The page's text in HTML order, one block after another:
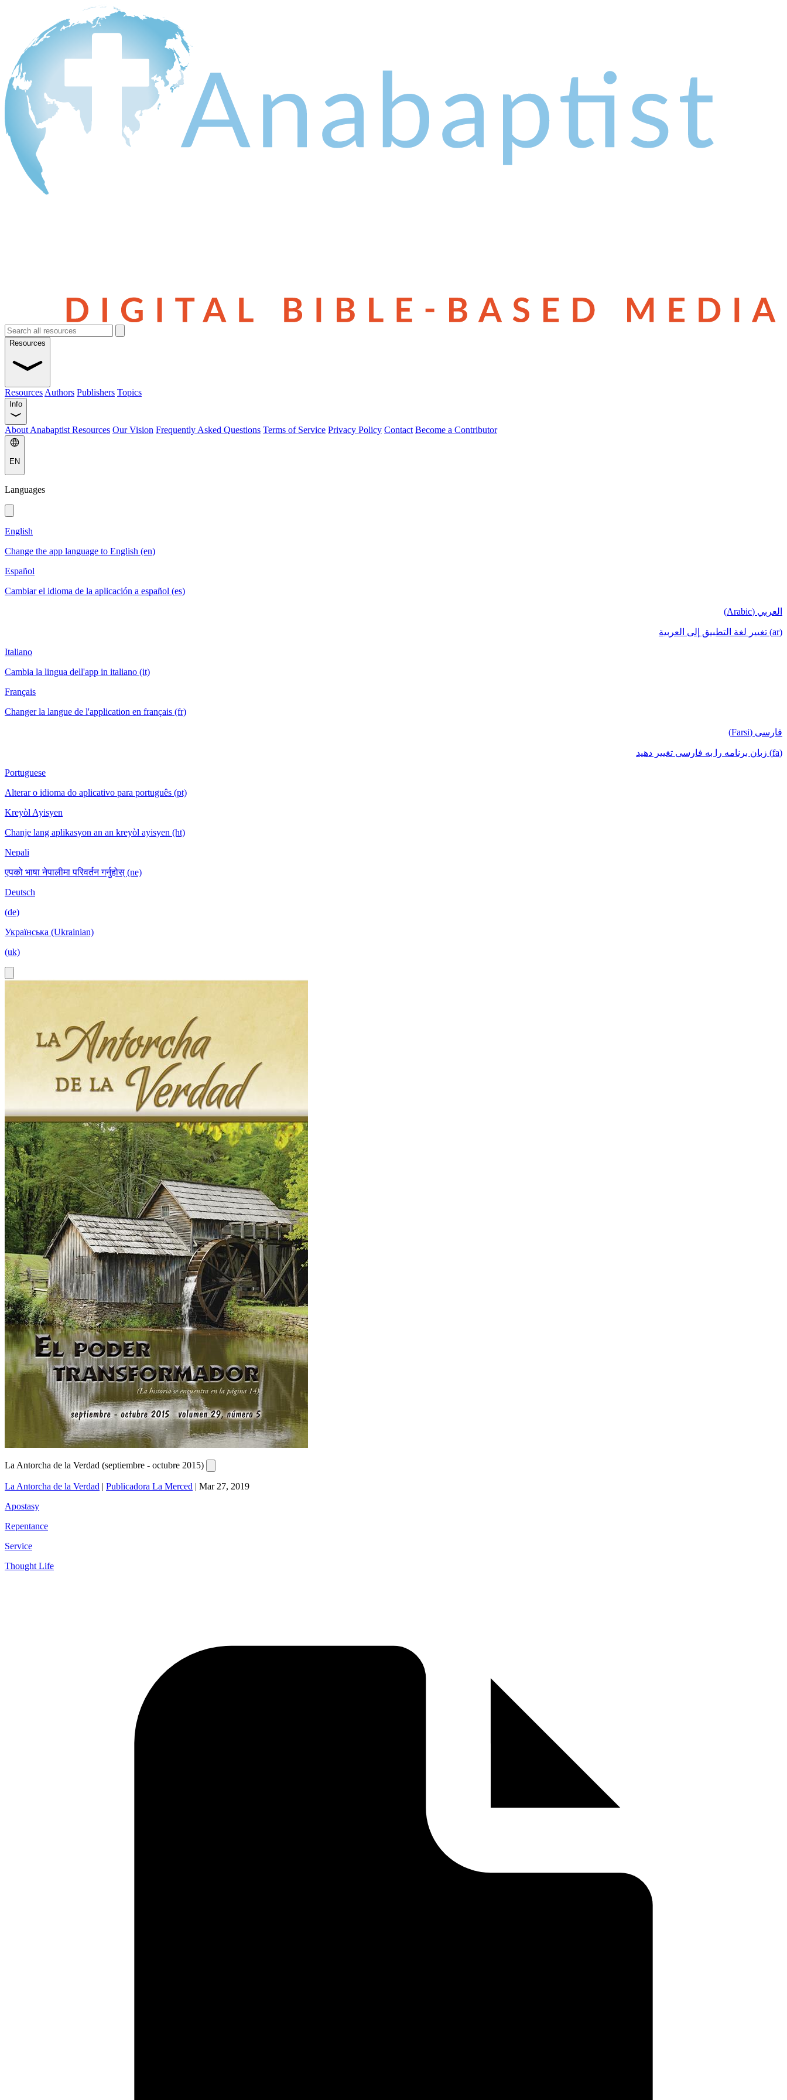
Resources
Resources Authors Publishers Topics
Info
About Anabaptist Resources Our Vision Frequently Asked Questions Terms of Service Privacy Policy Contact Become a Contributor
EN
Languages
English
Change the app language to English (en)
Español
Cambiar el idioma de la aplicación a español (es)
العربي (Arabic)
(ar) تغيير لغة التطبيق إلى العربية
Italiano
Cambia la lingua dell'app in italiano (it)
Français
Changer la langue de l'application en français (fr)
فارسی (Farsi)
(fa) زبان برنامه را به فارسی تغییر دهید
Portuguese
Alterar o idioma do aplicativo para português (pt)
Kreyòl Ayisyen
Chanje lang aplikasyon an an kreyòl ayisyen (ht)
Nepali
एपको भाषा नेपालीमा परिवर्तन गर्नुहोस् (ne)
Deutsch
(de)
Українська (Ukrainian)
(uk)
La Antorcha de la Verdad (septiembre - octubre 2015)
La Antorcha de la Verdad | Publicadora La Merced | Mar 27, 2019
Apostasy
Repentance
Service
Thought Life